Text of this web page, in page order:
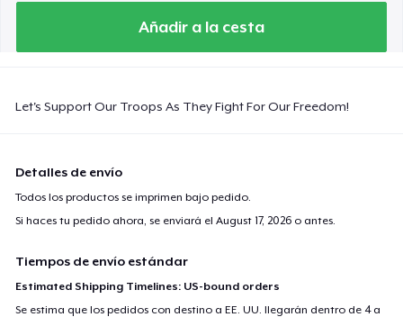
Añadir a la cesta
Let's Support Our Troops As They Fight For Our Freedom!
Detalles de envío
Todos los productos se imprimen bajo pedido.
Si haces tu pedido ahora, se enviará elAugust 17, 2026 o antes.
Tiempos de envío estándar
Estimated Shipping Timelines: US-bound orders
Se estima que los pedidos con destino a EE. UU. llegarán dentro de 4 a